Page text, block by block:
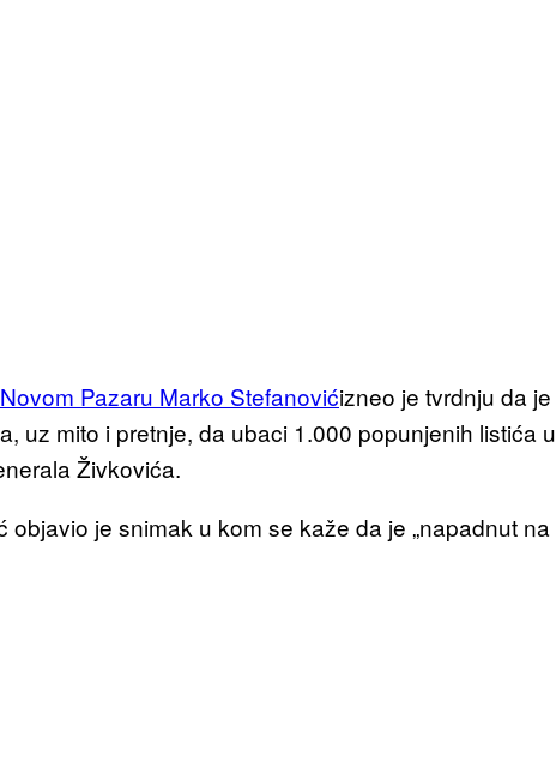
Pazaru Marko Stefanovićizneo je tvrdnju da je
uz mito i pretnje, da ubaci 1.000 popunjenih listića u
Živkovića.
je snimak u kom se kaže da je „napadnut na